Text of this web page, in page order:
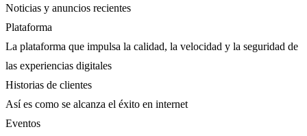
Noticias y anuncios recientes
Plataforma
La plataforma que impulsa la calidad, la velocidad y la seguridad de
las experiencias digitales
Historias de clientes
Así es como se alcanza el éxito en internet
Eventos